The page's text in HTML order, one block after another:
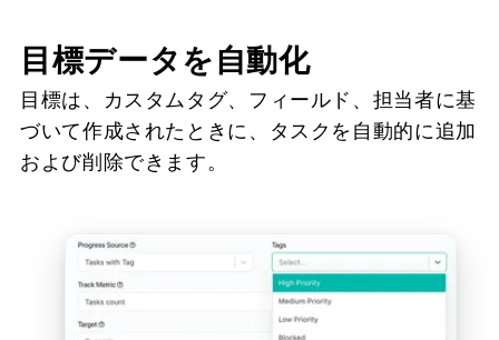
目標データを自動化
目標は、カスタムタグ、フィールド、担当者に基
づいて作成されたときに、タスクを自動的に追加
および削除できます。